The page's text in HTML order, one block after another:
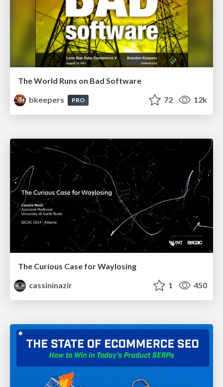
The World Runs on Bad Software
bkeepers
PRO 72 12k
The Curious Case for Waylosing
cassininazir
1 450